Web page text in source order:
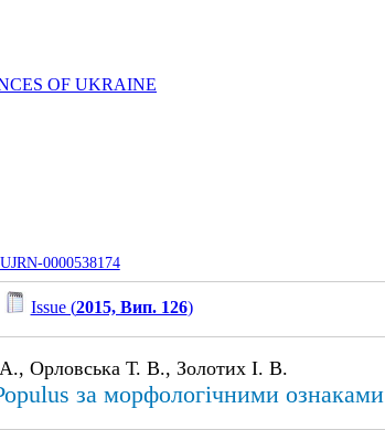
OF UKRAINE
0000538174
Issue (2015, Вип. 126)
Орловська Т. В., Золотих І. В.
за морфологічними ознаками